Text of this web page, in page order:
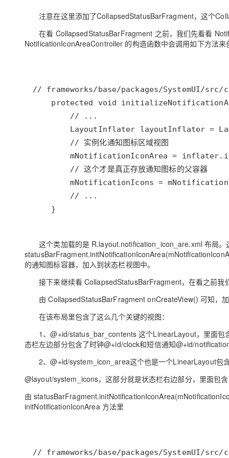
注意在这里添加了CollapsedStatusBarFragment，这个
在看 CollapsedStatusBarFragment 之前，我们先看看
NotificationIconAreaController 的构造函数中会调用如下方法
    }
这个类加载的是 R.layout.notification_icon_are.xml 布局。
的通知图标容器，加入到状态栏视图中。
接下来继续看 CollapsedStatusBarFragment，在看之前我
由 CollapsedStatusBarFragment onCreateView() 可知，
在该布局里包含了这么几个关键的视图：
1、@+id/status_bar_contents 这个LinearLayout，里面包
态栏左边部分包含了时钟@+id/clock和短信通知@+id/
2、@+id/system_icon_area这个也是一个LinearLayout包
@layout/system_icons，这部分就是状态栏右边部分，里面包
由
initNotificationIconArea 方法里